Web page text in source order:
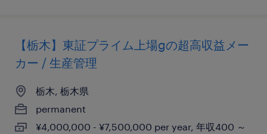
【栃木】東証プライム上場gの超高収益メー
カー / 生産管理
栃木, 栃木県
permanent
¥4,000,000 - ¥7,500,000 per year, 年収400 ～